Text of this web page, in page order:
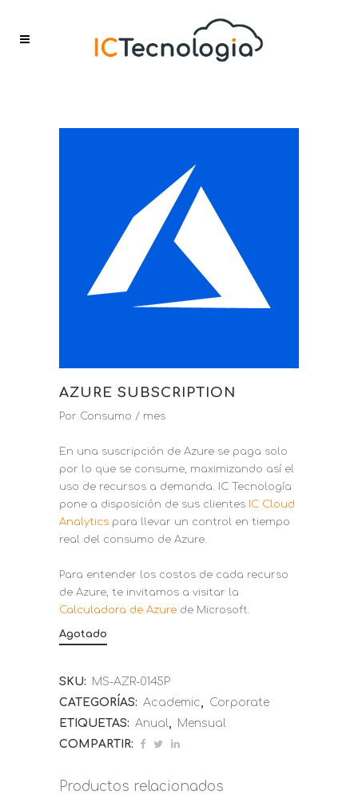
AZURE SUBSCRIPTION
Por Consumo / mes
En una suscripción de Azure se paga solo
por lo que se consume, maximizando así el
uso de recursos a demanda. IC Tecnología
pone a disposición de sus clientes IC Cloud
Analytics para llevar un control en tiempo
real del consumo de Azure.
Para entender los costos de cada recurso
de Azure, te invitamos a visitar la
Calculadora de Azure de Microsoft.
Agotado
SKU: MS-AZR-0145P
CATEGORÍAS: Academic, Corporate
ETIQUETAS: Anual, Mensual
COMPARTIR:
Productos relacionados